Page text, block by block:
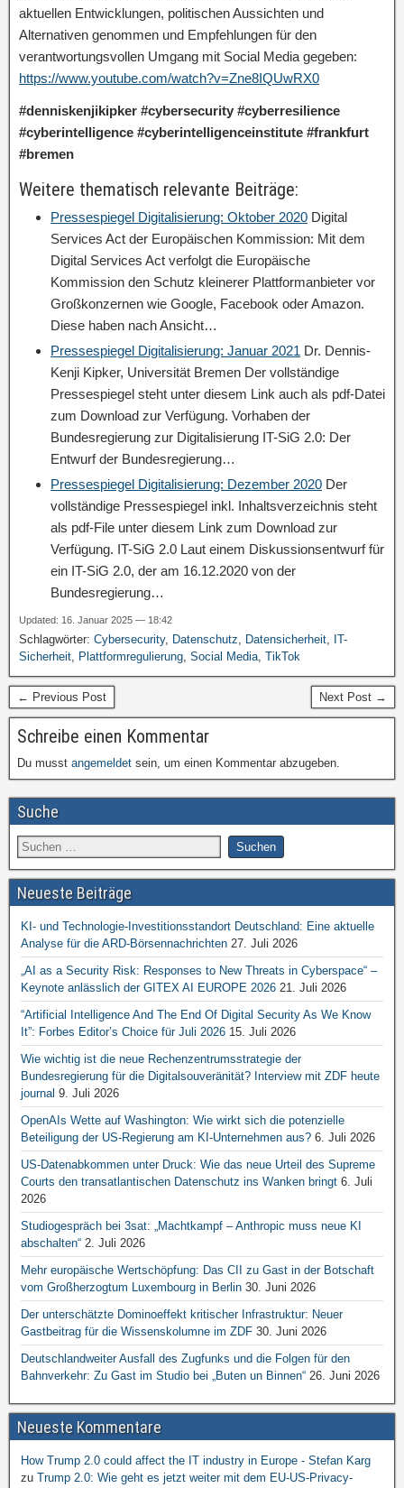
aktuellen Entwicklungen, politischen Aussichten und
Alternativen genommen und Empfehlungen für den
verantwortungsvollen Umgang mit Social Media gegeben:
https://www.youtube.com/watch?v=Zne8IQUwRX0
#denniskenjikipker #cybersecurity #cyberresilience
#cyberintelligence #cyberintelligenceinstitute #frankfurt
#bremen
Weitere thematisch relevante Beiträge:
Pressespiegel Digitalisierung: Oktober 2020 Digital
Services Act der Europäischen Kommission: Mit dem
Digital Services Act verfolgt die Europäische
Kommission den Schutz kleinerer Plattformanbieter vor
Großkonzernen wie Google, Facebook oder Amazon.
Diese haben nach Ansicht…
Pressespiegel Digitalisierung: Januar 2021 Dr. Dennis-
Kenji Kipker, Universität Bremen Der vollständige
Pressespiegel steht unter diesem Link auch als pdf-Datei
zum Download zur Verfügung. Vorhaben der
Bundesregierung zur Digitalisierung IT-SiG 2.0: Der
Entwurf der Bundesregierung…
Pressespiegel Digitalisierung: Dezember 2020 Der
vollständige Pressespiegel inkl. Inhaltsverzeichnis steht
als pdf-File unter diesem Link zum Download zur
Verfügung. IT-SiG 2.0 Laut einem Diskussionsentwurf für
ein IT-SiG 2.0, der am 16.12.2020 von der
Bundesregierung…
Updated: 16. Januar 2025 — 18:42
Schlagwörter: Cybersecurity, Datenschutz Datensicherheit
IT-
Sicherheit
Plattformregulierung Social Media TikTok
← Previous Post Next Post →
Schreibe einen Kommentar
Du musst angemeldet sein, um einen Kommentar abzugeben.
Suche
Neueste Beiträge
KI- und Technologie-Investitionsstandort Deutschland: Eine aktuelle
Analyse für die ARD-Börsennachrichten 27. Juli 2026
„AI as a Security Risk: Responses to New Threats in Cyberspace“ –
Keynote anlässlich der GITEX AI EUROPE 2026 21. Juli 2026
“Artificial Intelligence And The End Of Digital Security As We Know
It”: Forbes Editor’s Choice für Juli 2026 15. Juli 2026
Wie wichtig ist die neue Rechenzentrumsstrategie der
Bundesregierung für die Digitalsouveränität? Interview mit ZDF heute
journal 9. Juli 2026
OpenAIs Wette auf Washington: Wie wirkt sich die potenzielle
Beteiligung der US-Regierung am KI-Unternehmen aus? 6. Juli 2026
US-Datenabkommen unter Druck: Wie das neue Urteil des Supreme
Courts den transatlantischen Datenschutz ins Wanken bringt 6. Juli
2026
Studiogespräch bei 3sat: „Machtkampf – Anthropic muss neue KI
abschalten“ 2. Juli 2026
Mehr europäische Wertschöpfung: Das CII zu Gast in der Botschaft
vom Großherzogtum Luxembourg in Berlin 30. Juni 2026
Der unterschätzte Dominoeffekt kritischer Infrastruktur: Neuer
Gastbeitrag für die Wissenskolumne im ZDF 30. Juni 2026
Deutschlandweiter Ausfall des Zugfunks und die Folgen für den
Bahnverkehr: Zu Gast im Studio bei „Buten un Binnen“ 26. Juni 2026
Neueste Kommentare
How Trump 2.0 could affect the IT industry in Europe - Stefan Karg
zu Trump 2.0: Wie geht es jetzt weiter mit dem EU-US-Privacy-